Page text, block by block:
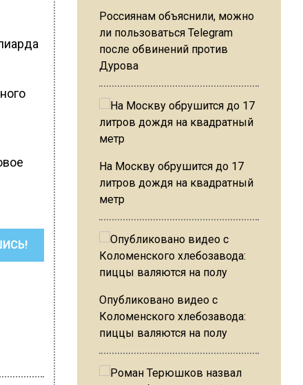
Россиянам объяснили, можно
ли пользоваться Telegram
после обвинений против
Дурова
На Москву обрушится до 17
литров дождя на квадратный
метр
Опубликовано видео с
Коломенского хлебозавода:
пиццы валяются на полу